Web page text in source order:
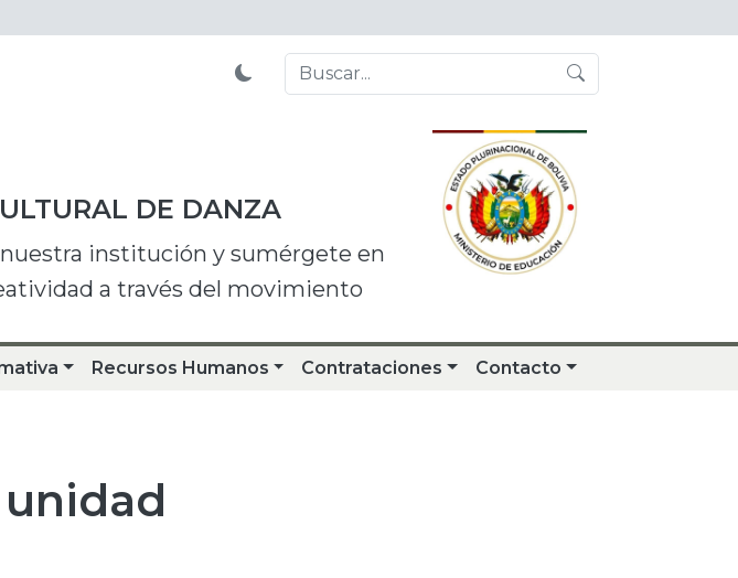
DE DANZA
institución y sumérgete en
a través del movimiento
Recursos Humanos Contrataciones Contacto